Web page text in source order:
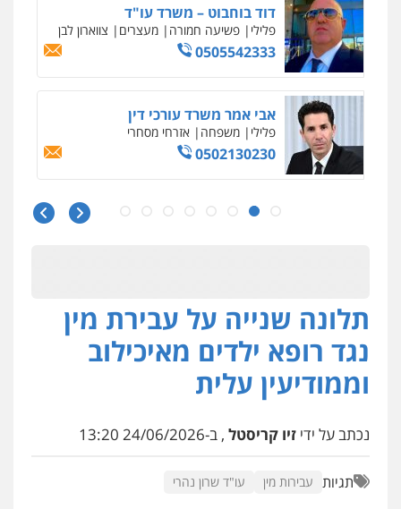
דוד בוחבוט – משרד עו"ד
פלילי פשיעה חמורה מעצרים צווארון לבן
0505542333
אבי אמר משרד עורכי דין
פלילי משפחה אזרחי מסחרי
0502130230
עו"ד בן ממן
סייבר
חליל ביאדי – משרד עורכי דין
פלילי דיני תעבורה מעצרים וחקירות
פשיעה חמורה אסירים
0509636895
פלילי פשיעה חמורה ארגוני פשע עבירות
המתה עבירות מין
תלונה שנייה על עבירת מין
נגד רופא ילדים מאיכילוב
וממודיעין עלית
נכתב על ידי זיו קריסטל , ב-24/06/2026 13:20
תגיות עבירות מין עו"ד שרון נהרי